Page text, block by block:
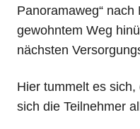
Panoramaweg“
gewohntem Weg
nächsten
Hier tummelt es
sich die Teilnehmer